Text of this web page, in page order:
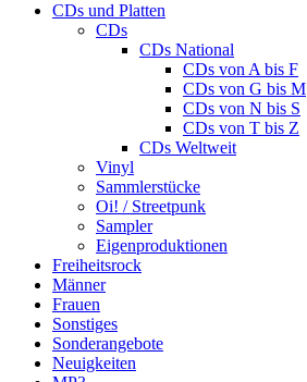
CDs und Platten
CDs
CDs National
CDs von A bis F
CDs von G bis M
CDs von N bis S
CDs von T bis Z
CDs Weltweit
Vinyl
Sammlerstücke
Oi! / Streetpunk
Sampler
Eigenproduktionen
Freiheitsrock
Männer
Frauen
Sonstiges
Sonderangebote
Neuigkeiten